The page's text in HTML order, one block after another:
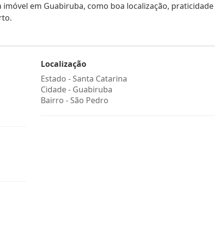
em Guabiruba, como boa localização,
Localização
Estado -Santa Catarina
Cidade - Guabiruba
Bairro -São Pedro